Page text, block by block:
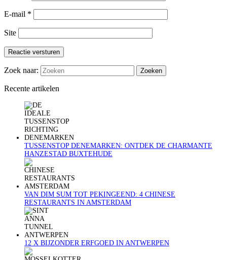
E-mail *
Site
Reactie versturen
Zoek naar:
Recente artikelen
TUSSENSTOP DENEMARKEN: ONTDEK DE CHARMANTE
HANZESTAD BUXTEHUDE
VAN DIM SUM TOT PEKINGEEND: 4 CHINESE
RESTAURANTS IN AMSTERDAM
12 X BIJZONDER ERFGOED IN ANTWERPEN